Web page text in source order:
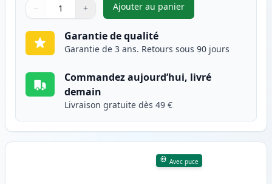
Quantité
Utilisez les boutons pour ajuster
− +
Quantité
Ajouter au panier
,Pack de 2 Canon 725 toner
Garantie de qualité
Garantie de 3 ans. Retours sous 90 jours
Commandez aujourd’hui, livré
demain
Livraison gratuite dès 49 €
Avec puce